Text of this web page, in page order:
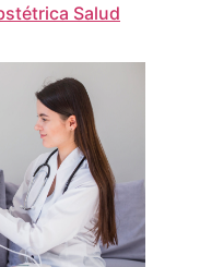
Salud